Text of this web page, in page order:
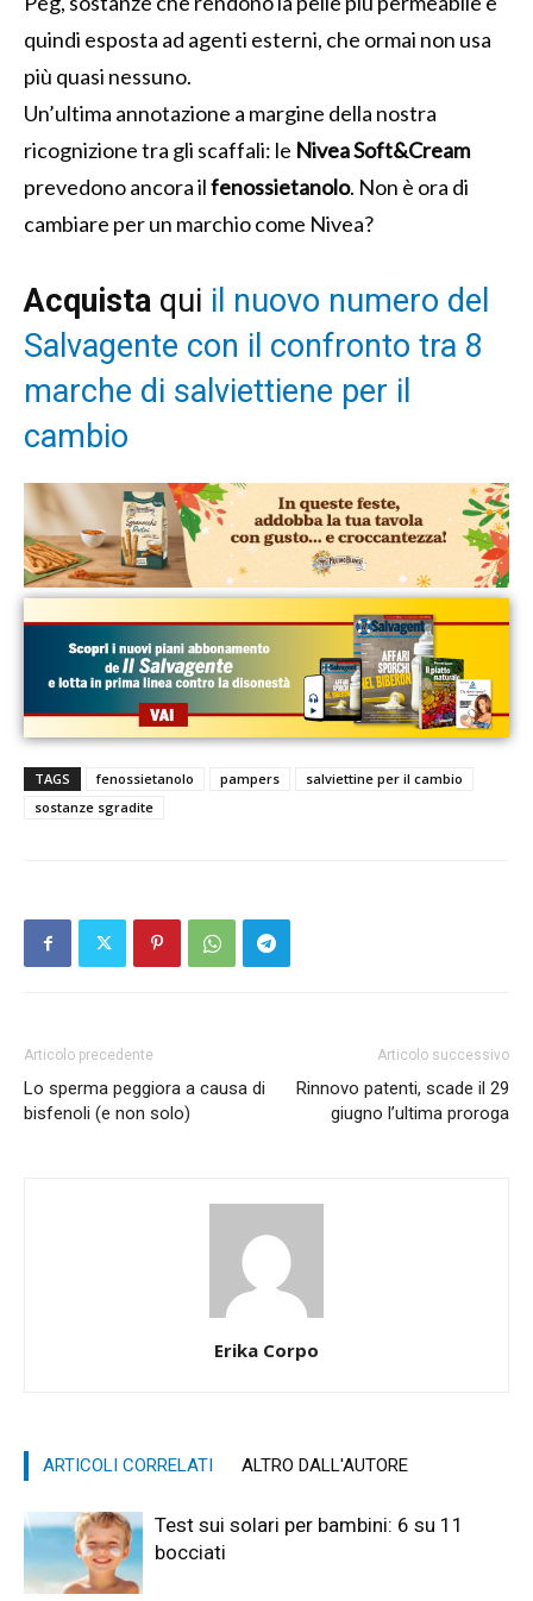
quindi esposta ad agenti esterni, che ormai non usa
più quasi nessuno.
Un’ultima annotazione a margine della nostra
ricognizione tra gli scaffali: le NiveaSoft&Cream
prevedono ancora ilfenossietanolo. Non è ora di
cambiare per un marchio come Nivea?
Acquista qui il nuovo numero del
Salvagente con il confronto tra 8
marche di salviettiene per il
cambio
TAGS fenossietanolo pampers
salviettine per il cambio
sostanze sgradite
Articolo precedente
Lo sperma peggiora a causa di
bisfenoli (e non solo)
Articolo successivo
Rinnovo patenti, scade il 29
giugno l’ultima proroga
Erika Corpo
ARTICOLI CORRELATI ALTRO DALL'AUTORE
Test sui solari per bambini: 6 su 11
bocciati